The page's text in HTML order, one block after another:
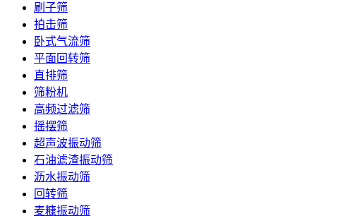
刷子筛
拍击筛
卧式气流筛
平面回转筛
直排筛
筛粉机
高频过滤筛
摇摆筛
超声波振动筛
石油滤渣振动筛
沥水振动筛
回转筛
麦糠振动筛